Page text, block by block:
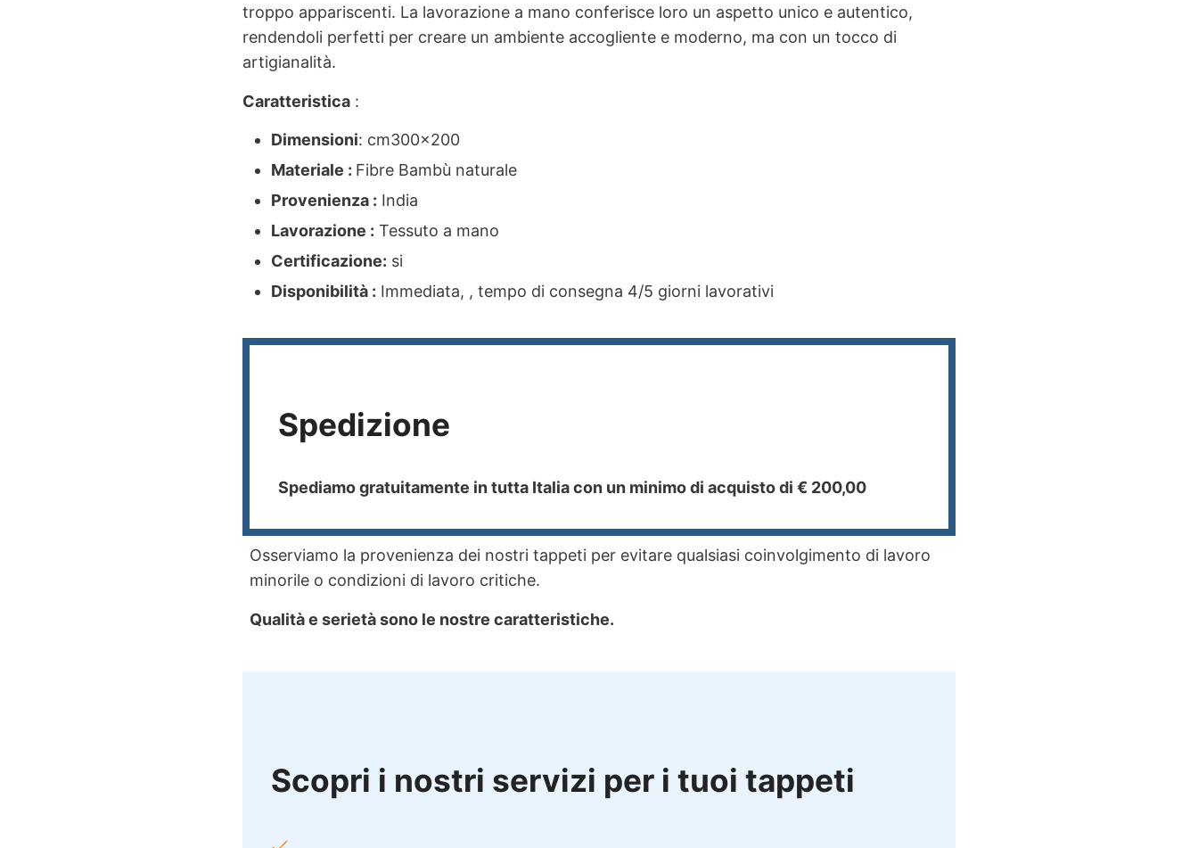
troppo appariscenti. La lavorazione a mano conferisce loro un aspetto unico e autentico,
rendendoli perfetti per creare un ambiente accogliente e moderno, ma con un tocco di
artigianalità.
Caratteristica :
Dimensioni: cm300x200
Materiale : Fibre Bambù naturale
Provenienza : India
Lavorazione : Tessuto a mano
Certificazione: si
Disponibilità : Immediata, , tempo di consegna 4/5 giorni lavorativi
Spedizione
Spediamo gratuitamente in tutta Italia con un minimo di acquisto di € 200,00
Osserviamo la provenienza dei nostri tappeti per evitare qualsiasi coinvolgimento di lavoro
minorile o condizioni di lavoro critiche.
Qualità e serietà sono le nostre caratteristiche.
Scopri i nostri servizi per i tuoi tappeti